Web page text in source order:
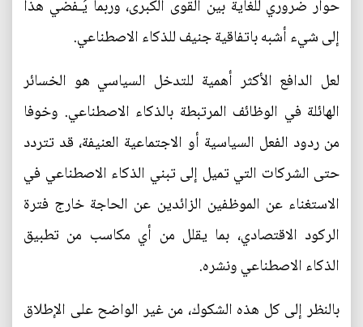
حوار ضروري للغاية بين القوى الكبرى، وربما يُـفضي هذا
إلى شيء أشبه باتفاقية جنيف للذكاء الاصطناعي.
لعل الدافع الأكثر أهمية للتدخل السياسي هو الخسائر
الهائلة في الوظائف المرتبطة بالذكاء الاصطناعي. وخوفا
من ردود الفعل السياسية أو الاجتماعية العنيفة، قد تتردد
حتى الشركات التي تميل إلى تبني الذكاء الاصطناعي في
الاستغناء عن الموظفين الزائدين عن الحاجة خارج فترة
الركود الاقتصادي، بما يقلل من أي مكاسب من تطبيق
الذكاء الاصطناعي ونشره.
بالنظر إلى كل هذه الشكوك، من غير الواضح على الإطلاق